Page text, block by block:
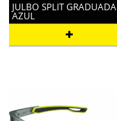
JULBO SPLIT GRADUADA
AZUL